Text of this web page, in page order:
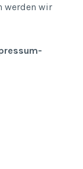
werden wir